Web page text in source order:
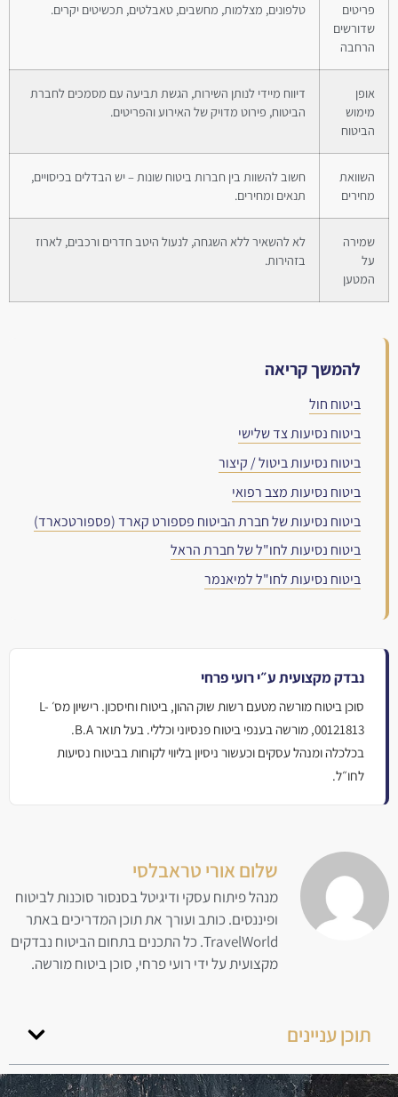
פריטים
שדורשים
הרחבה
טלפונים, מצלמות, מחשבים, טאבלטים, תכשיטים יקרים.
אופן
מימוש
הביטוח
דיווח מיידי לנותן השירות, הגשת תביעה עם מסמכים לחברת
הביטוח, פירוט מדויק של האירוע והפריטים.
השוואת
מחירים
חשוב להשוות בין חברות ביטוח שונות – יש הבדלים בכיסויים,
תנאים ומחירים.
שמירה
על
המטען
לא להשאיר ללא השגחה, לנעול היטב חדרים ורכבים, לארוז
בזהירות.
להמשך קריאה
ביטוח חול
ביטוח נסיעות צד שלישי
ביטוח נסיעות ביטול / קיצור
ביטוח נסיעות מצב רפואי
ביטוח נסיעות של חברת הביטוח פספורט קארד (פספורטכארד)
ביטוח נסיעות לחו"ל של חברת הראל
ביטוח נסיעות לחו"ל למיאנמר
נבדק מקצועית ע״י רועי פרחי
סוכן ביטוח מורשה מטעם רשות שוק ההון, ביטוח וחיסכון. רישיון מס׳ L-
00121813, מורשה בענפי ביטוח פנסיוני וכללי. בעל תואר B.A.
בכלכלה ומנהל עסקים וכעשור ניסיון בליווי לקוחות בביטוח נסיעות
לחו״ל.
שלום אורי טראבלסי
מנהל פיתוח עסקי ודיגיטל בסנסור סוכנות לביטוח
ופיננסים. כותב ועורך את תוכן המדריכים באתר
TravelWorld. כל התכנים בתחום הביטוח נבדקים
מקצועית על ידי רועי פרחי, סוכן ביטוח מורשה.
תוכן עניינים